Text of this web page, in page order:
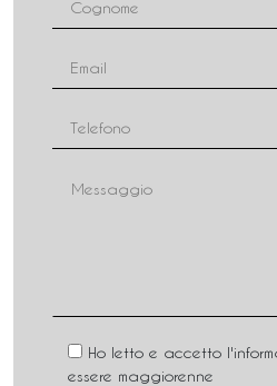
Ho letto e accetto
essere maggiorenne